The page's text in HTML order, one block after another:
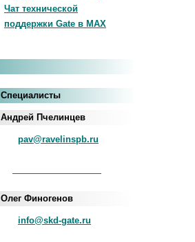
Чат технической
поддержки Gate в MAX
Специалисты
Андрей Пчелинцев
pav@ravelinspb.ru
Олег Финогенов
info@skd-gate.ru